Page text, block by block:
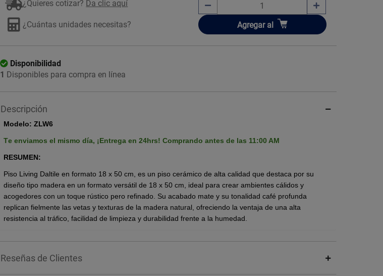
Imagen ilustrativa
¿Quieres cotizar? Da clic aquí
¿Cuántas unidades necesitas? Añadir
Agregar al
Disponibilidad
1 Disponibles para compra en línea
Descripción
Modelo: ZLW6
Te enviamos el mismo día, ¡Entrega en 24hrs! Comprando antes de las 11:00 AM
RESUMEN:
Piso Living Daltile en formato 18 x 50 cm,es un piso cerámico de alta calidad que destaca por su
diseño tipo madera en un formato versátil de 18 x 50 cm , ideal para crear ambientes cálidos y
acogedores con un toque rústico pero refinado.
Su acabado mate y su tonalidad café profunda
replican fielmente las vetas y texturas de la madera natural, ofreciendo la ventaja de unaalta
resistencia al tráfico , facilidad de limpieza y durabilidad frente a la humedad.
Tipo madera.
Reseñas de Clientes